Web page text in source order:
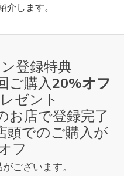
介します。
登録特典
ご購入 20%オフ
ゼント
お店で登録完了
頭でのご購入が
フ
ございます。